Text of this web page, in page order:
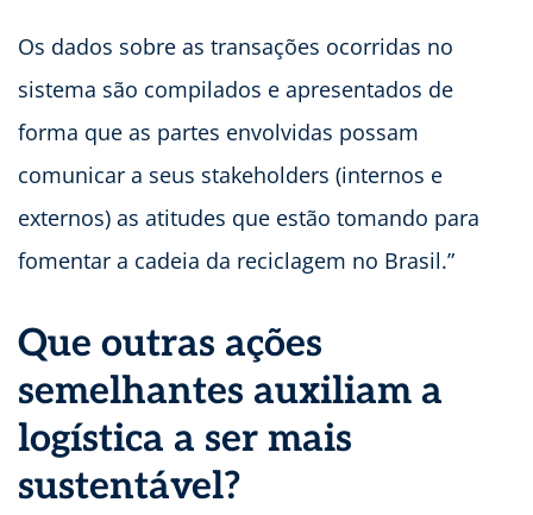
Os dados sobre as transações ocorridas no
sistema são compilados e apresentados de
forma que as partes envolvidas possam
comunicar a seus stakeholders (internos e
externos) as atitudes que estão tomando para
fomentar a cadeia da reciclagem no Brasil.”
Que outras ações
semelhantes auxiliam a
logística a ser mais
sustentável?